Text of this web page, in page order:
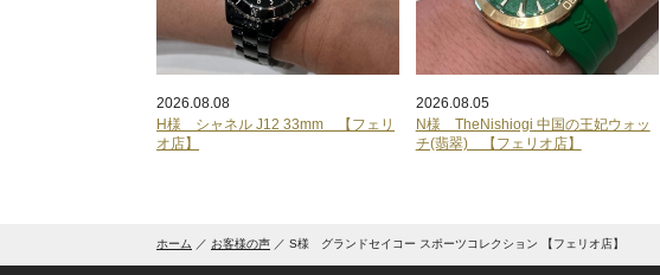
2026.08.08
H様 シャネル J12 33mm 【フェリ
オ店】
2026.08.05
N様 TheNishiogi 中国の王妃ウォッ
チ(翡翠) 【フェリオ店】
ホーム お客様の声 S様 グランドセイコー スポーツコレクション 【フェリオ店】